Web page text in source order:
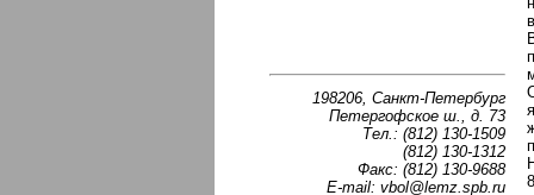
198206, Санкт-Петербург
Петергофское ш., д. 73
Тел.: (812) 130-1509
(812) 130-1312
Факс: (812) 130-9688
E-mail: vbol@lemz.spb.ru